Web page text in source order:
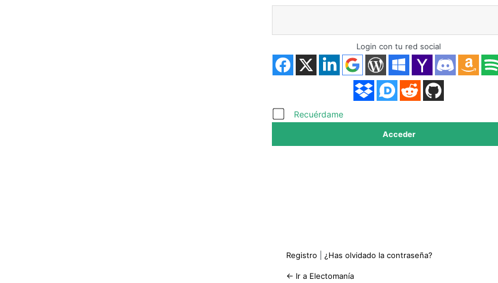
Acceder
Login con tu red social
Recuérdame
Registro ¿Has olvidado la contraseña?
← Ir a Electomanía